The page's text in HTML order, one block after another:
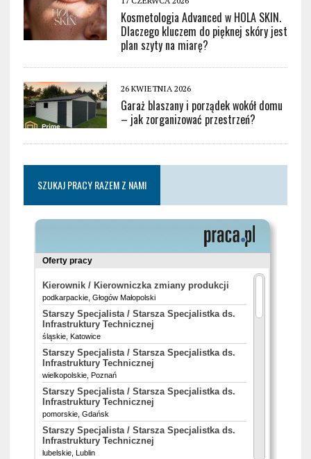
Kosmetologia Advanced w HOLA SKIN.
Dlaczego kluczem do pięknej skóry jest
plan szyty na miarę?
26 KWIETNIA 2026
Garaż blaszany i porządek wokół domu
– jak zorganizować przestrzeń?
SZUKAJ PRACY RAZEM Z NAMI